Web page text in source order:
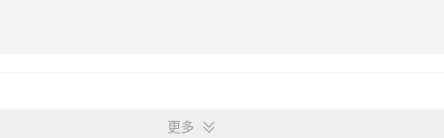
更多